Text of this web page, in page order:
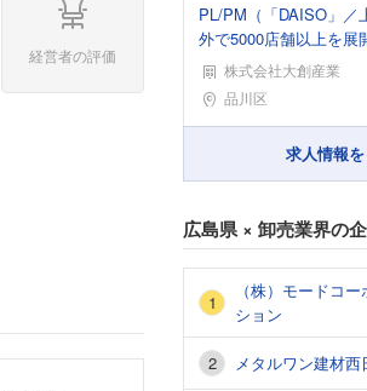
経営者の評価
PL/PM（「DAISO」／
外で5000店舗以上を展
株式会社大創産業
勤務地品川区
求人情報
広島県× 卸売業界の
（株）モードコ
ション
メタルワン建材西